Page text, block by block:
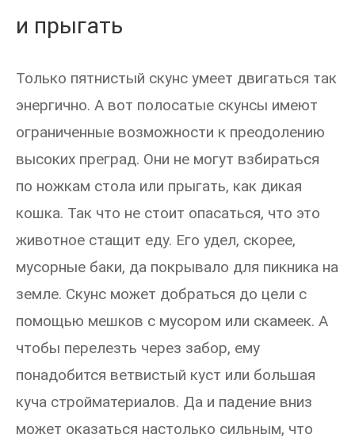
и прыгать
Только пятнистый скунс умеет двигаться так
энергично. А вот полосатые скунсы имеют
ограниченные возможности к преодолению
высоких преград. Они не могут взбираться
по ножкам стола или прыгать, как дикая
кошка. Так что не стоит опасаться, что это
животное стащит еду. Его удел, скорее,
мусорные баки, да покрывало для пикника на
земле. Скунс может добраться до цели с
помощью мешков с мусором или скамеек. А
чтобы перелезть через забор, ему
понадобится ветвистый куст или большая
куча стройматериалов. Да и падение вниз
может оказаться настолько сильным, что